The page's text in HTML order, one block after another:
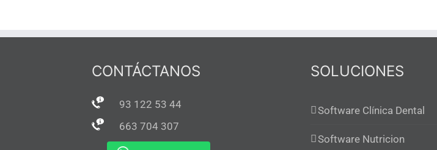
CONTÁCTANOS
93 122 53 44
663 704 307
SOLUCIONES
Software Clínica Dental
Software Nutricion